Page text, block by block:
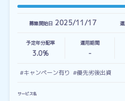
募集開始日 2025/11/17
予定年分配率
3.0%
運用期間
-
#キャンペーン有り #優先劣後出資
サービス名